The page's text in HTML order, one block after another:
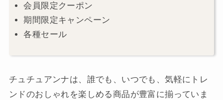
会員限定クーポン
期間限定キャンペーン
各種セール
チュチュアンナは、誰でも、いつでも、気軽にトレ
ンドのおしゃれを楽しめる商品が豊富に揃っていま